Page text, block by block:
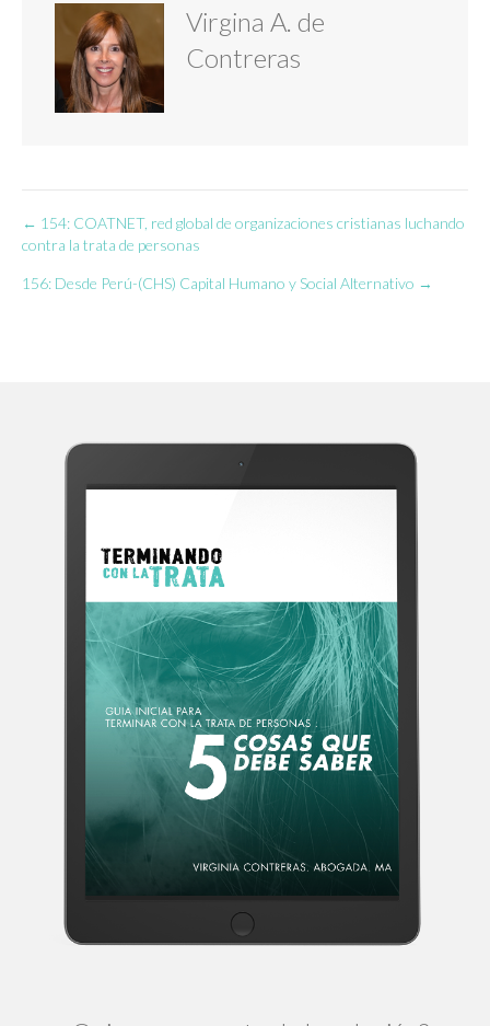
Virgina A. de
Contreras
Navegación
de
← 154: COATNET, red global de organizaciones cristianas luchando
contra la trata de personas
156: Desde Perú-(CHS) Capital Humano y Social Alternativo →